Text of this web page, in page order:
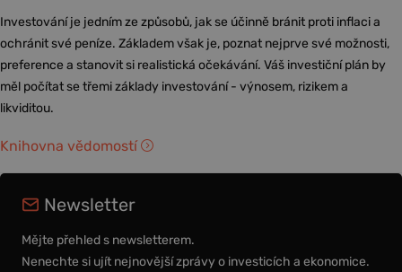
Investování je jedním ze způsobů, jak se účinně bránit proti inflaci a
ochránit své peníze. Základem však je, poznat nejprve své možnosti,
preference a stanovit si realistická očekávání. Váš investiční plán by
měl počítat se třemi základy investování - výnosem, rizikem a
likviditou.
Knihovna vědomostí
Newsletter
Mějte přehled s newsletterem.
Nenechte si ujít nejnovější zprávy o investicích a ekonomice.